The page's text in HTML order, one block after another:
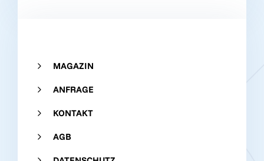
MAGAZIN
ANFRAGE
KONTAKT
AGB